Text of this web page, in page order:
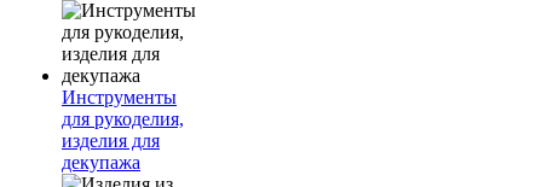
Инструменты
для рукоделия,
изделия для
декупажа